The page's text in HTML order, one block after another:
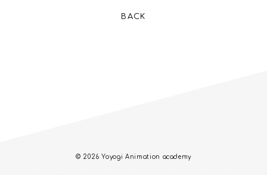
BACK
© 2026 Yoyogi Animation academy